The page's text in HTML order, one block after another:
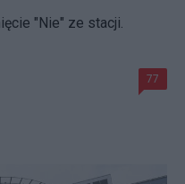
"Nie" ze stacji.
77